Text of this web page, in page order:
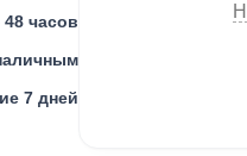
48 часов
7 дней